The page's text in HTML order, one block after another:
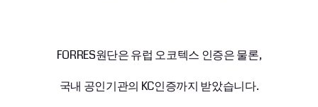
FORRES원단은 유럽 오코텍스 인증은 물론,
국내 공인기관의 KC인증까지 받았습니다.